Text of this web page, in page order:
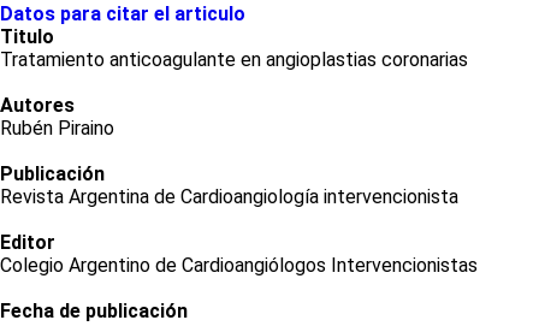
Datos para citar el articulo
Titulo
Tratamiento anticoagulante en angioplastias coronarias
Autores
Rubén Piraino
Publicación
Revista Argentina de Cardioangiología intervencionista
Editor
Colegio Argentino de Cardioangiólogos Intervencionistas
Fecha de publicación